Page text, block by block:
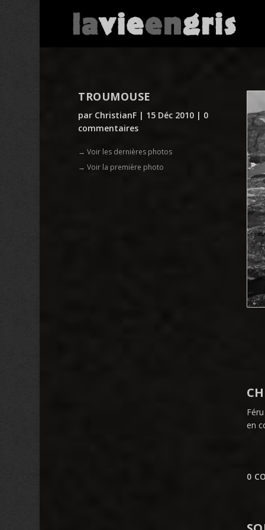
TROUMOUSE
par ChristianF | 15 Déc 2010 | 0
commentaires
→ Voir les dernières photos
→ Voir la première photo
en
0